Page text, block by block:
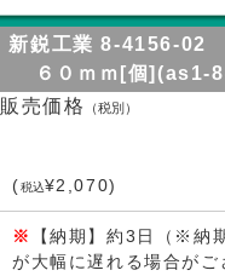
新鋭工業 8-4156-02
６０ｍｍ[個
販売価格
（税別）
(税込¥2,070)
※
【納期】約3日（※納
が大幅に遅れる場合がご